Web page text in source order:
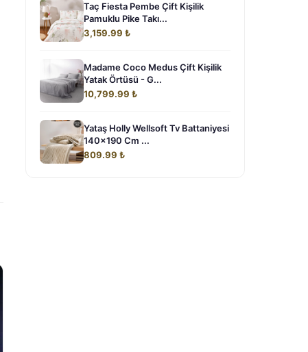
Taç Fiesta Pembe Çift Kişilik
Pamuklu Pike Takı...
3,159.99 ₺
Madame Coco Medus Çift Kişilik
Yatak Örtüsü - G...
10,799.99 ₺
Yataş Holly Wellsoft Tv Battaniyesi
140x190 Cm ...
809.99 ₺